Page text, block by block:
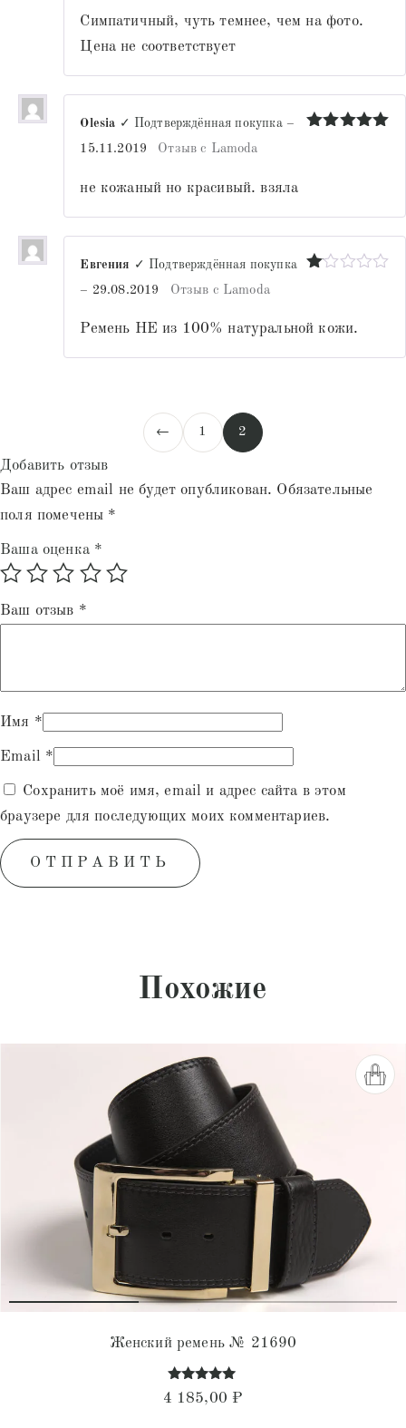
Симпатичный, чуть темнее, чем на фото.
Цена не соответствует
Olesia ✓ Подтверждённая покупка –
15.11.2019
Отзыв с Lamoda
не кожаный но красивый. взяла
5
Евгения ✓ Подтверждённая покупка
– 29.08.2019 Отзыв с Lamoda
Ремень НЕ из 100% натуральной кожи.
← 1 2
Добавить отзыв
Ваш адрес email не будет опубликован. Обязательные
поля помечены *
Ваша оценка *
Ваш отзыв *
Имя *
Email *
Сохранить моё имя, email и адрес сайта в этом
браузере для последующих моих комментариев.
Похожие
Женский ремень № 21690
Оценка
4.90
4 185,00 ₽